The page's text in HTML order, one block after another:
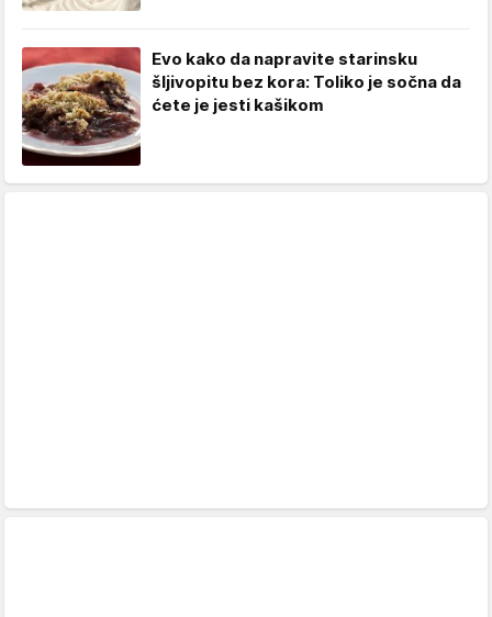
Evo kako da napravite starinsku
šljivopitu bez kora: Toliko je sočna da
ćete je jesti kašikom